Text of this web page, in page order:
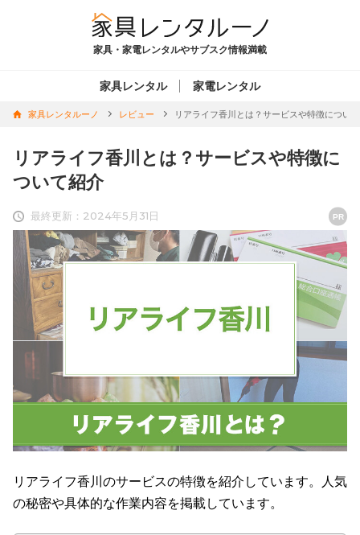
家具・家電レンタルやサブスク情報満載
家具レンタル 家電レンタル
家具レンタルーノ レビュー リアライフ香川とは？サービスや特徴につい
リアライフ香川とは？サービスや特徴に
ついて紹介
最終更新：2024年5月31日 PR
リアライフ香川のサービスの特徴を紹介しています。人気
の秘密や具体的な作業内容を掲載しています。